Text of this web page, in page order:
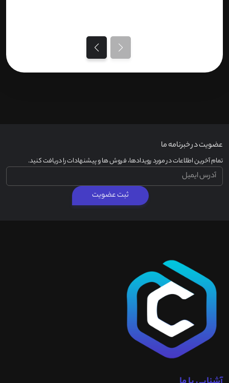
عضویت در خبرنامه ما
تمام آخرین اطلاعات در مورد رویدادها، فروش ها و پیشنهادات را دریافت کنید.
ثبت عضویت